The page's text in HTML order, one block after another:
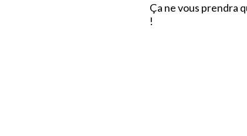
Ça ne vous prendra
!